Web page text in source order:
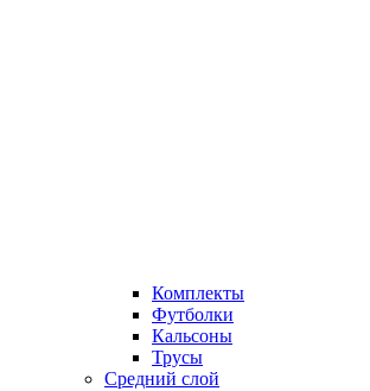
Комплекты
Футболки
Кальсоны
Трусы
Средний слой